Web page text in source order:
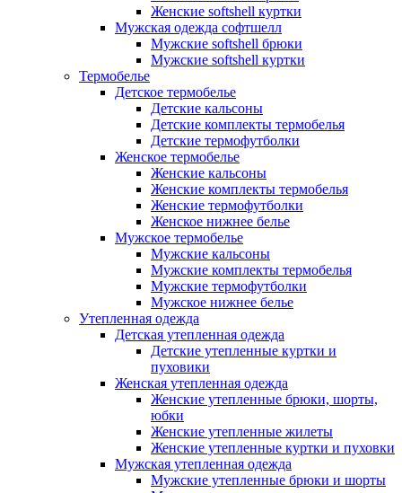
Женские softshell куртки
Мужская одежда софтшелл
Мужские softshell брюки
Мужские softshell куртки
Термобелье
Детское термобелье
Детские кальсоны
Детские комплекты термобелья
Детские термофутболки
Женское термобелье
Женские кальсоны
Женские комплекты термобелья
Женские термофутболки
Женское нижнее белье
Мужское термобелье
Мужские кальсоны
Мужские комплекты термобелья
Мужские термофутболки
Мужское нижнее белье
Утепленная одежда
Детская утепленная одежда
Детские утепленные куртки и
пуховики
Женская утепленная одежда
Женские утепленные брюки, шорты,
юбки
Женские утепленные жилеты
Женские утепленные куртки и пуховки
Мужская утепленная одежда
Мужские утепленные брюки и шорты